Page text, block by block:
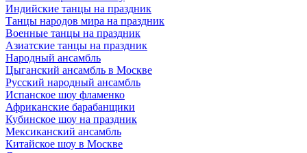
Индийские танцы на праздник
Танцы народов мира на праздник
Военные танцы на праздник
Азиатские танцы на праздник
Народный ансамбль
Цыганский ансамбль в Москве
Русский народный ансамбль
Испанское шоу фламенко
Африканские барабанщики
Кубинское шоу на праздник
Мексиканский ансамбль
Китайское шоу в Москве